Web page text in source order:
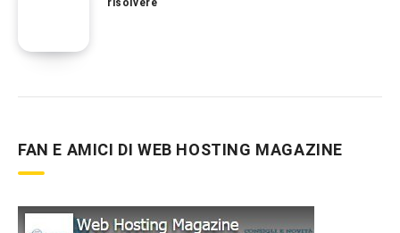
FAN E AMICI DI WEB HOSTING MAGAZINE